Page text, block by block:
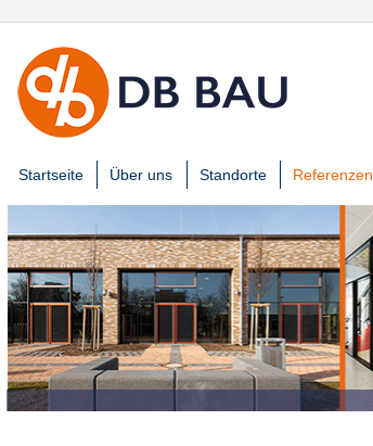
Startseite Über uns Standorte Referenzen